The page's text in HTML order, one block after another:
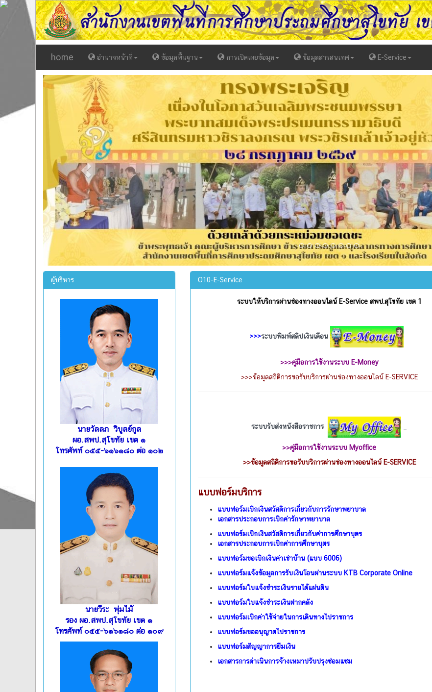
home อำนาจหน้าที่ ข้อมูลพื้นฐาน การเปิดเผยข้อมูล ข้อมูลสารสนเทศ E-Service
Previous
ผู้บริหาร
นายวัลลภ วิบูลย์กูล
ผอ.สพป.สุโขทัย เขต ๑
โทรศัพท์ ๐๕๕-๖๑๖๑๘๐ ต่อ ๑๐๒
นายวีระ พุ่มไม้
รอง ผอ.สพป.สุโขทัย เขต ๑
โทรศัพท์ ๐๕๕-๖๑๖๑๘๐ ต่อ ๑๐๙
O10-E-Service
ระบบให้บริการผ่านช่องทางออนไลน์ E-Service สพป.สุโขทัย เขต 1
>>>ระบบพิมพ์สลิปเงินเดือน
>>>คู่มือการใช้งานระบบ E-Money
>>>ข้อมูลสถิติการขอรับบริการผ่านช่องทางออนไลน์ E-SERVICE
ระบบรับส่งหนังสือราชการ
>>คู่มือการใช้งานระบบ Myoffice
>>ข้อมูลสถิติการขอรับบริการผ่านช่องทางออนไลน์ E-SERVICE
แบบฟอร์มบริการ
แบบฟอร์มเบิกเงินสวัสดิการเกี่ยวกับการรักษาพยาบาล
เอกสารประกอบการเบิกค่ารักษาพยาบาล
แบบฟอร์มเบิกเงินสวัสดิการเกี่ยวกับค่าการศึกษาบุตร
เอกสารประกอบการเบิกค่าการศึกษาบุตร
แบบฟอร์มขอเบิกเงินค่าเช่าบ้าน (แบบ 6006)
แบบฟอร์มแจ้งข้อมูลการรับเงินโอนผ่านระบบ KTB Corporate Online
แบบฟอร์มใบแจ้งชำระเงินรายได้แผ่นดิน
แบบฟอร์มใบแจ้งชำระเงินฝากคลัง
แบบฟอร์มเบิกค่าใช้จ่ายในการเดินทางไปราชการ
แบบฟอร์มขออนุญาตไปราชการ
แบบฟอร์มสัญญาการยืมเงิน
เอกสารการดำเนินการจ้างเหมาปรับปรุงซ่อมแซม